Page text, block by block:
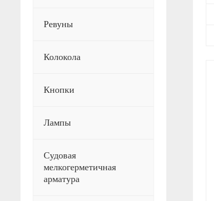
Ревуны
Колокола
Кнопки
Лампы
Судовая
мелкогерметичная
арматура